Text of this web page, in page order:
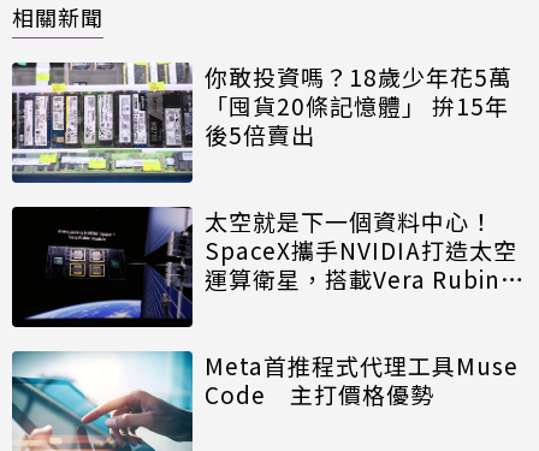
相關新聞
你敢投資嗎？18歲少年花5萬
「囤貨20條記憶體」 拚15年
後5倍賣出
太空就是下一個資料中心！
SpaceX攜手NVIDIA打造太空
運算衛星，搭載Vera Rubin運
Meta首推程式代理工具Muse
Code 主打價格優勢